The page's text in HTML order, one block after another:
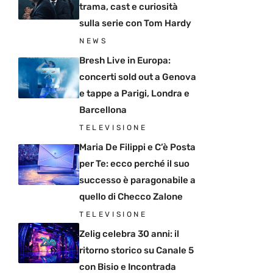
trama, cast e curiosità
sulla serie con Tom Hardy
NEWS
Bresh Live in Europa:
concerti sold out a Genova
e tappe a Parigi, Londra e
Barcellona
TELEVISIONE
Maria De Filippi e C’è Posta
per Te: ecco perché il suo
successo è paragonabile a
quello di Checco Zalone
TELEVISIONE
Zelig celebra 30 anni: il
ritorno storico su Canale 5
con Bisio e Incontrada